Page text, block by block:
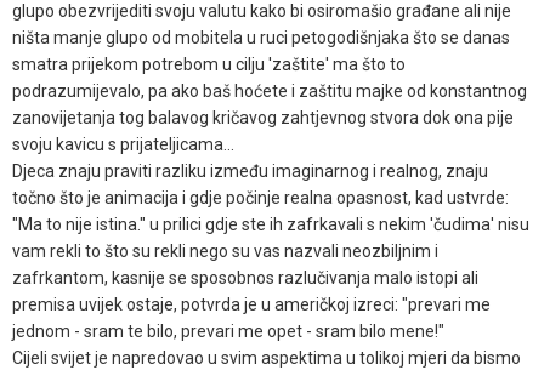
glupo obezvrijediti svoju valutu kako bi osiromašio građane ali nije
ništa manje glupo od mobitela u ruci petogodišnjaka što se danas
smatra prijekom potrebom u cilju 'zaštite' ma što to
podrazumijevalo, pa ako baš hoćete i zaštitu majke od konstantnog
zanovijetanja tog balavog kričavog zahtjevnog stvora dok ona pije
svoju kavicu s prijateljicama...
Djeca znaju praviti razliku između imaginarnog i realnog, znaju
točno što je animacija i gdje počinje realna opasnost, kad ustvrde:
"Ma to nije istina." u prilici gdje ste ih zafrkavali s nekim 'čudima' nisu
vam rekli to što su rekli nego su vas nazvali neozbiljnim i
zafrkantom, kasnije se sposobnos razlučivanja malo istopi ali
premisa uvijek ostaje, potvrda je u američkoj izreci: "prevari me
jednom - sram te bilo, prevari me opet - sram bilo mene!"
Cijeli svijet je napredovao u svim aspektima u tolikoj mjeri da bismo